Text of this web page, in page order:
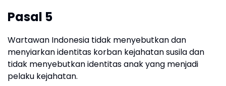
Pasal 5
Wartawan Indonesia tidak menyebutkan dan
menyiarkan identitas korban kejahatan susila dan
tidak menyebutkan identitas anak yang menjadi
pelaku kejahatan.